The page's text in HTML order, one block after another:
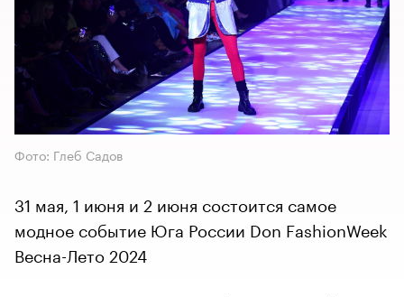
Фото: Глеб Садов
31 мая, 1 июня и 2 июня состоится самое
модное событие Юга России Don FashionWeek
Весна-Лето 2024